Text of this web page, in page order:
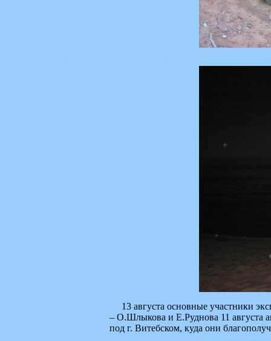
13 августа основные участники
– О.Шлыкова и Е.Руднова 11 августа
под г. Витебском, куда они